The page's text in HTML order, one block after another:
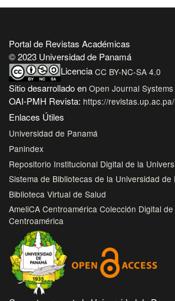
Portal de Revistas Académicas
© 2023 Universidad de Panamá
Licencia CC BY-NC-SA 4.0
Sitio desarrollado en Open Journal Systems
OAI-PMH Revista: https://
Enlaces Útiles
Universidad de Panamá
Panindex
Repositorio Institucional Digital de la
Sistema de Bibliotecas de la Universidad de
Biblioteca Virtual de Salud
AmeliCA Centroamérica Colección Digital
Centroamérica